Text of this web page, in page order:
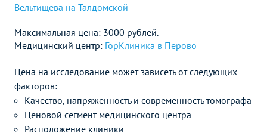
Вельтищева на Талдомской
Максимальная цена: 3000 рублей.
Медицинский центр: ГорКлиника в Перово
Цена на исследование может зависеть от следующих
факторов:
Качество, напряженность и современность томографа
Ценовой сегмент медицинского центра
Расположение клиники